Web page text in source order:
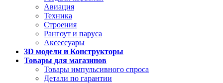
Авиация
Техника
Строения
Рангоут и паруса
Аксессуары
3D модели и Конструкторы
Товары для магазинов
Товары импульсивного спроса
Детали по гарантии